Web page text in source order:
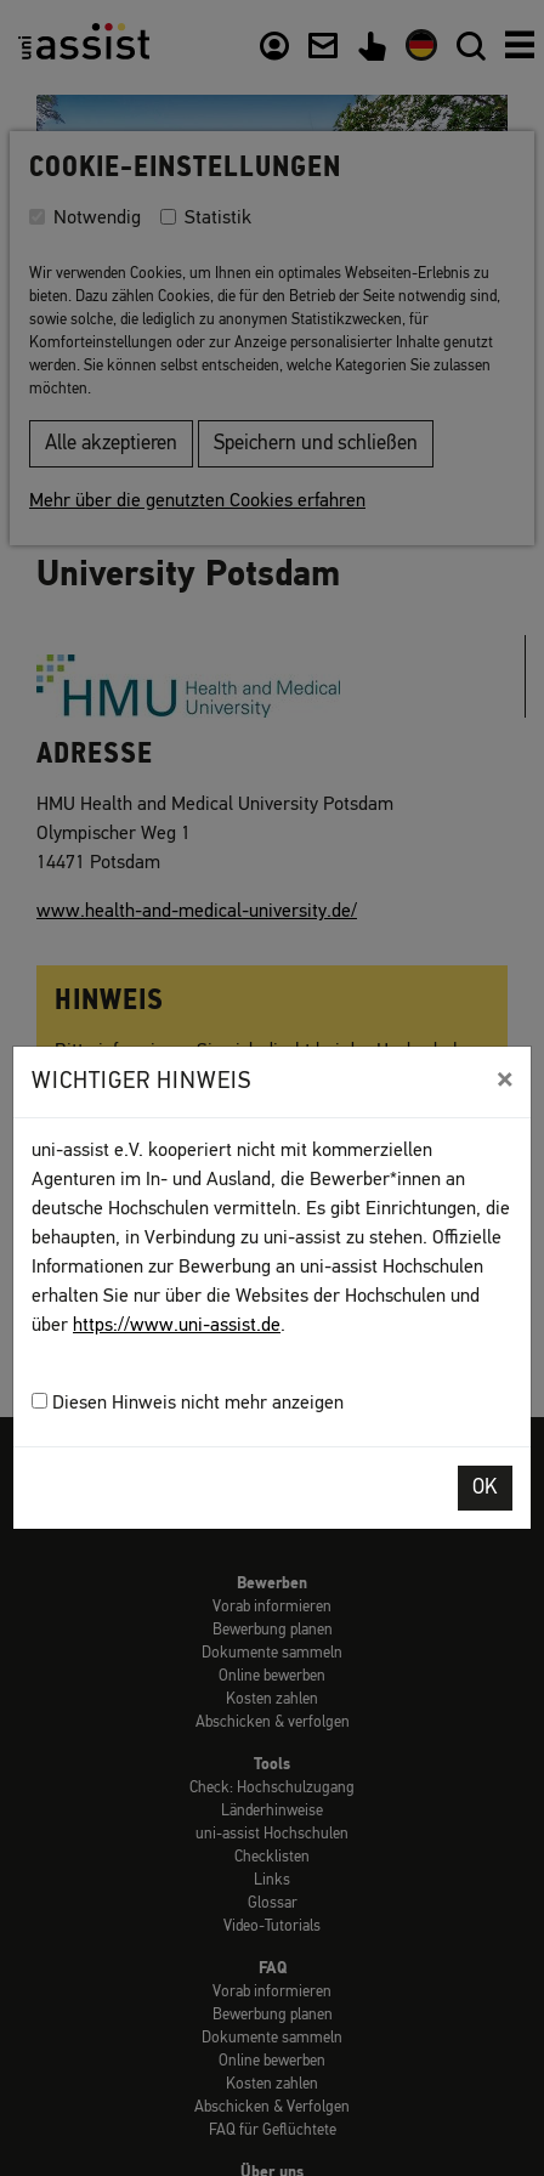
WICHTIGER HINWEIS ×
uni-assist e.V. kooperiert nicht mit kommerziellen
Agenturen im In- und Ausland, die Bewerber*innen an
deutsche Hochschulen vermitteln. Es gibt Einrichtungen, die
behaupten, in Verbindung zu uni-assist zu stehen. Offizielle
Informationen zur Bewerbung an uni-assist Hochschulen
erhalten Sie nur über die Websites der Hochschulen und
über https://www.uni-assist.de.
Diesen Hinweis nicht mehr anzeigen
OK
Zurück zur Liste
University Potsdam
ADRESSE
HMU Health and Medical University Potsdam
Olympischer Weg 1
14471 Potsdam
www.health-and-medical-university.de/
HINWEIS
Bitte informieren Sie sich direkt bei der Hochschule
über das besondere Bewerbungsverfahren. Sie
(VPD)
, mit der Sie sich direkt bei der Hochschule
bewerben.
DGS
Bewerben
Vorab informieren
Bewerbung planen
Dokumente sammeln
Online bewerben
Kosten zahlen
Abschicken & verfolgen
Tools
Check: Hochschulzugang
Länderhinweise
uni-assist Hochschulen
Checklisten
Links
Glossar
Video-Tutorials
FAQ
Vorab informieren
Bewerbung planen
Dokumente sammeln
Online bewerben
Kosten zahlen
Abschicken & Verfolgen
FAQ für Geflüchtete
Über uns
COOKIE-EINSTELLUNGEN
Notwendig Statistik
Wir verwenden Cookies, um Ihnen ein optimales Webseiten-Erlebnis zu
bieten. Dazu zählen Cookies, die für den Betrieb der Seite notwendig sind,
sowie solche, die lediglich zu anonymen Statistikzwecken, für
Komforteinstellungen oder zur Anzeige personalisierter Inhalte genutzt
werden. Sie können selbst entscheiden, welche Kategorien Sie zulassen
möchten.
Alle akzeptieren Speichern und schließen
Mehr über die genutzten Cookies erfahren